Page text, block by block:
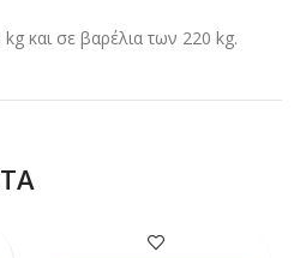
kg και σε βαρέλια των 220 kg.